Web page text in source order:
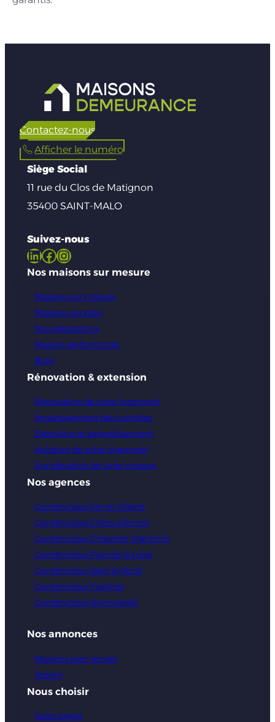
Contactez-nous
Afficher le numéro
Siège Social
11 rue du Clos de Matignon
35400 SAINT-MALO
Suivez-nous
LinkedIn Facebook Instagram
Nos maisons sur mesure
Maisons sur mesure
Maisons sur plan
Nos réalisations
Maison performante
Blog
Rénovation & extension
Rénovation de votre logement
Aménagement des combles
Extension et agrandissement
Isolation de votre logement
Sur élévation de votre maison
Nos agences
Constructeur Ille-et-Vilaine
Constructeur Côtes d’Armor
Constructeur Charente-Maritime
Constructeur Pays de la Loire
Constructeur dans le Nord
Constructeur Yvelines
Constructeur Normandie
Nos annonces
Maisons avec terrain
Terrain
Nous choisir
Votre projet